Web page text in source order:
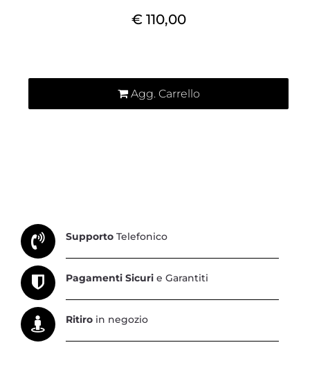
€ 110,00
Agg. Carrello
Supporto Telefonico
Pagamenti Sicuri e Garantiti
Ritiro in negozio